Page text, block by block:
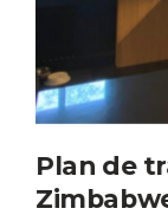
Plan de